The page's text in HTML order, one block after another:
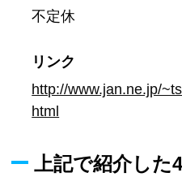
不定休
リンク
http://www.jan.ne.jp/
html
上記で紹介した